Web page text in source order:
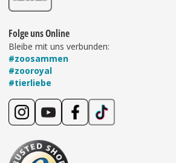
Folge uns Online
Bleibe mit uns verbunden:
#zoosammen
#zooroyal
#tierliebe